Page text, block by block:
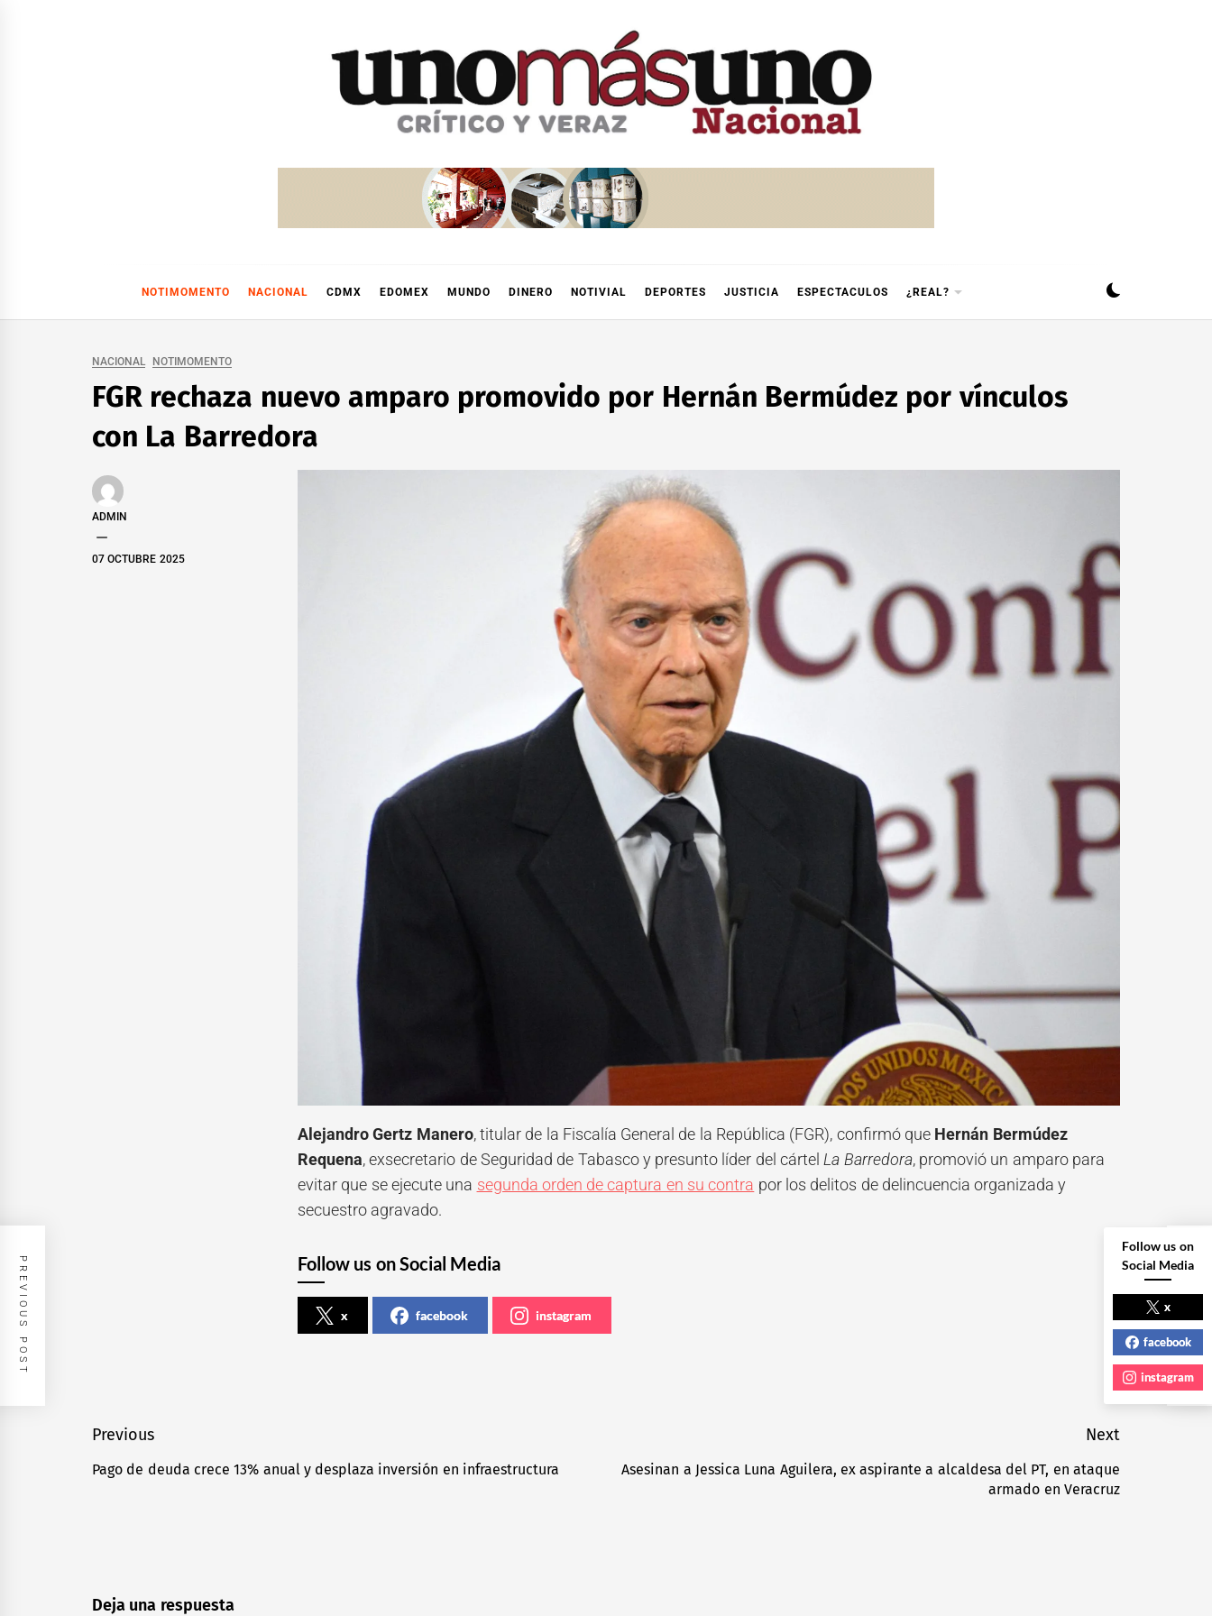
NOTIMOMENTO NACIONAL CDMX EDOMEX MUNDO DINERO NOTIVIAL DEPORTES JUSTICIA ESPECTACULOS ¿REAL?
NACIONAL NOTIMOMENTO
FGR rechaza nuevo amparo promovido por Hernán Bermúdez por vínculos
con La Barredora
ADMIN
07 OCTUBRE 2025
Alejandro Gertz Manero, titular de la Fiscalía General de la República (FGR), confirmó que Hernán Bermúdez
Requena, exsecretario de Seguridad de Tabasco y presunto líder del cártel La Barredora, promovió un amparo para
evitar que se ejecute una segunda orden de captura en su contra por los delitos de delincuencia organizada y
secuestro agravado.
Follow us on Social Media
x facebook instagram
Navegación
de
Previous
Previous
Pago de deuda crece 13% anual y desplaza inversión en infraestructura
Next
post:
Asesinan a Jessica Luna Aguilera, ex aspirante a alcaldesa del PT, en ataque
armado en Veracruz
PREVIOUS POST NEXT POST
Deja una respuesta
Follow us on
Social Media
x
facebook
instagram